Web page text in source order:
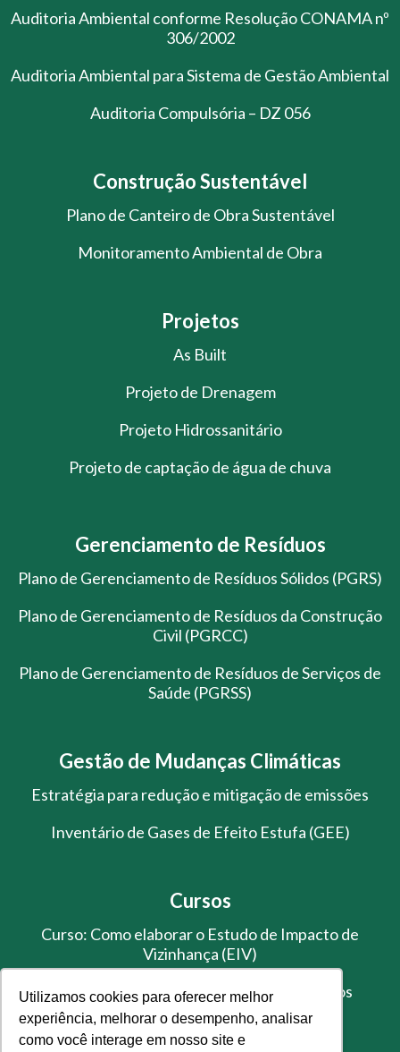
Utilizamos cookies para oferecer melhor
experiência, melhorar o desempenho, analisar
como você interage em nosso site e
Auditoria Ambiental conforme Resolução CONAMA nº
306/2002
Auditoria Ambiental para Sistema de Gestão Ambiental
Auditoria Compulsória – DZ 056
Construção Sustentável
Plano de Canteiro de Obra Sustentável
Monitoramento Ambiental de Obra
Projetos
As Built
Projeto de Drenagem
Projeto Hidrossanitário
Projeto de captação de água de chuva
Gerenciamento de Resíduos
Plano de Gerenciamento de Resíduos Sólidos (PGRS)
Plano de Gerenciamento de Resíduos da Construção
Civil (PGRCC)
Plano de Gerenciamento de Resíduos de Serviços de
Saúde (PGRSS)
Gestão de Mudanças Climáticas
Estratégia para redução e mitigação de emissões
Inventário de Gases de Efeito Estufa (GEE)
Cursos
Curso: Como elaborar o Estudo de Impacto de
Vizinhança (EIV)
Treinamento de Gestão de Resíduos Sólidos